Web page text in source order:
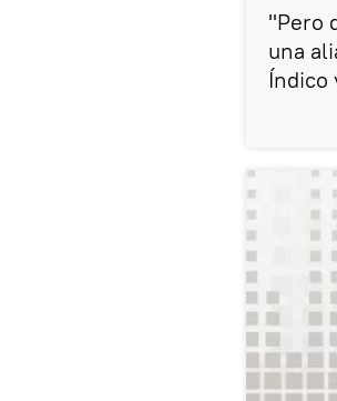
"Pero
una
Índico